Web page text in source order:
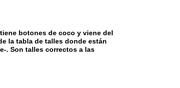
botones de coco y viene del
la tabla de talles donde están
. Son talles correctos a las